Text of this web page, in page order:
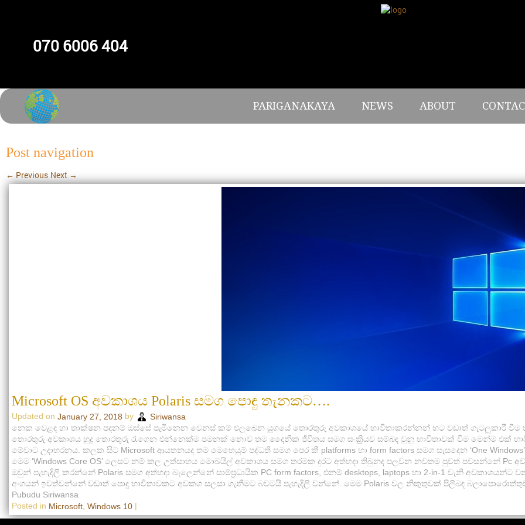
070 6006 404
PARIGANAKAYA NEWS ABOUT
Post navigation
← Previous Next →
Microsoft OS අවකාශය Polaris සමග පොඳු තැනකට….
Updated on January 27, 2018 by
Siriwansa
නෙක වෙළඳ හා තාක්ෂන පදනම් ඔස්සේ පැමිනෙන වෙනස් කම් එලබෙන යුගයේ තොරතුරු අවකාශයේ භාවිතාකරන්නන් හට වඩාත් ගැටලුකාරී
තොරතුරු අවකාශය හුදු තොරතුරු ‍රැගෙන එන්නෙක්ම පමනක් නොව තම දෛනික ජීවිතය සමග සංක්‍රියව සම්බඳ වුනු භාවිතාවක් වීම මෙන්ම එක්
මේවාට උදාහරනය. කලක සිට Microsoft ආයතනයද තම මෙහෙයුම් පද්ධති සමග පෙර කී platforms හා form factors සමග සැසදෙන ‘One
මෙම ‘Windows Core OS’ ලෙසට නම් කල උත්සාහය මොබයිල් අවකාශය සමග තරමක දුරට අත්හදා තිබුනද පලවන නවතම පුවත් පවසන්නේ
ඔවුන් පැහැදිලි කරන්නේ Polaris සමග අත්හදා බැලෙන්නේ සාම්ප්‍රධායික PC form factors, එනම් desktops, laptops හා 2-in-1 වැනි
අංගයන් ඉවත්වන්නේ වඩාත් පොදු භාවිතාවකට අවකශ සලසා ගැනීමට බවටයි පැහැදිලි වන්නේ. මෙම Polaris වල නිකුතුවක් පිලිබඳ
Pubudu Siriwansa
Posted in Microsoft Windows 10 |